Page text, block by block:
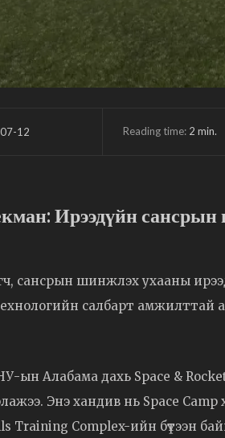
12 Reading time: 2 min.
Ирээдүйн сансрын
сансрын шинжлэх ухааны
салбарт
ын Алабама дахь Space &
Энэ хандив нь Space
Training Complex-ийн бүтээн